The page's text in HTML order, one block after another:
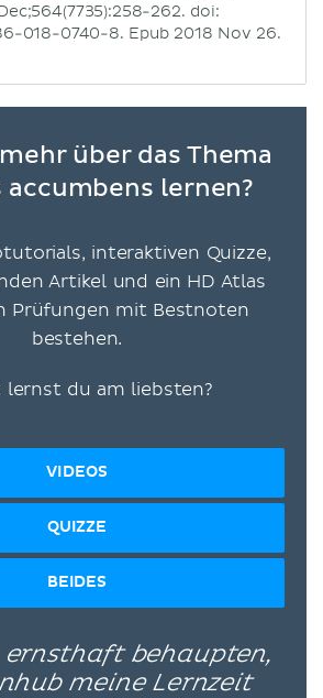
262. doi:
018-0740-8. Epub 2018 Nov 26.
über das Thema
accumbens lernen?
interaktiven Quizze,
Artikel und ein HD Atlas
Prüfungen mit Bestnoten
bestehen.
lernst du am liebsten?
VIDEOS
QUIZZE
BEIDES
ernsthaft behaupten,
meine Lernzeit